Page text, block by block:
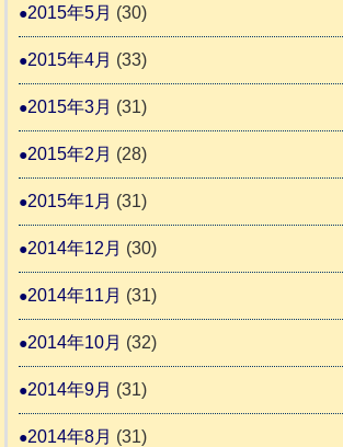
2015年5月 (30)
2015年4月 (33)
2015年3月 (31)
2015年2月 (28)
2015年1月 (31)
2014年12月 (30)
2014年11月 (31)
2014年10月 (32)
2014年9月 (31)
2014年8月 (31)